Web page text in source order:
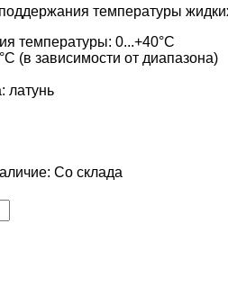
температуры
температуры: 0...+40°C
(в зависимости от диапазона)
латунь
Со склада